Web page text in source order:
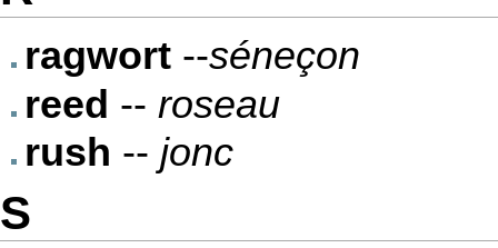
ragwort --séneçon
reed -- roseau
rush -- jonc
S